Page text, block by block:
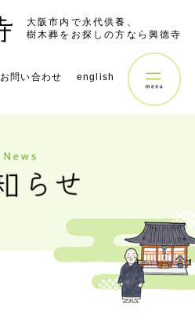
大阪市内で永代供養、
樹木葬をお探しの方なら興德寺
お問い合わせ english